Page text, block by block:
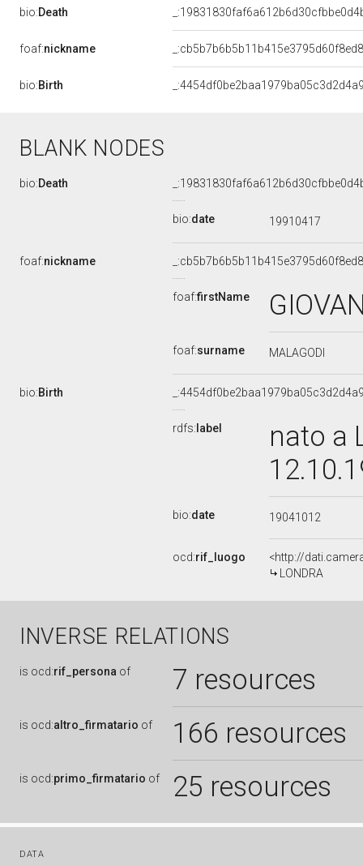
bio:Death
foaf:nickname
bio:Birth
BLANK NODES
bio:Death
bio:date 19910417
foaf:nickname
foaf:firstName
foaf:surname MALAGODI
bio:Birth
rdfs: label
nato a
bio:date 19041012
ocd:rif_luogo
<http://
LONDRA
INVERSE RELATIONS
is ocd:rif_persona of 7 resources
is ocd:altro_firmatario of 166 resources
is ocd:primo_firmatario of 25 resources
DATA